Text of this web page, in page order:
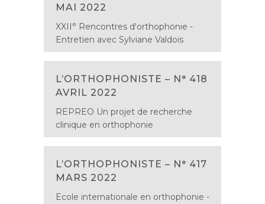
MAI 2022
XXII° Rencontres d'orthophonie -
Entretien avec Sylviane Valdois
L’ORTHOPHONISTE – N° 418
AVRIL 2022
REPREO Un projet de recherche
clinique en orthophonie
L’ORTHOPHONISTE – N° 417
MARS 2022
Ecole internationale en orthophonie -